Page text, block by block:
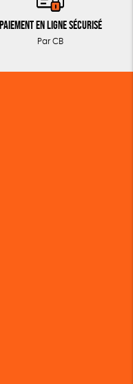
Paiement en ligne sécurisé
Par CB